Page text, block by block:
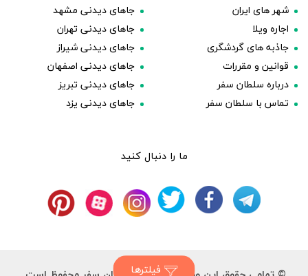
شهر های ایران
اجاره ویلا
جاذبه های گردشگری
قوانین و مقررات
درباره سلطان سفر
تماس با سلطان سفر
جاهای دیدنی مشهد
جاهای دیدنی تهران
جاهای دیدنی شیراز
جاهای دیدنی اصفهان
جاهای دیدنی تبریز
جاهای دیدنی یزد
ما را دنبال کنید